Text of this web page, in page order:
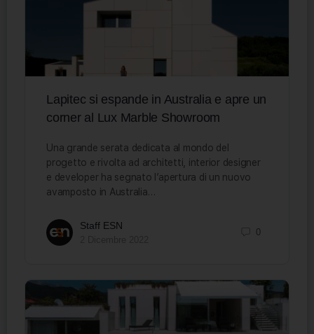
Lapitec si espande in Australia e apre un
corner al Lux Marble Showroom
Una grande serata dedicata al mondo del
progetto e rivolta ad architetti, interior designer
e developer ha segnato l’apertura di un nuovo
avamposto in Australia…
Staff ESN
0